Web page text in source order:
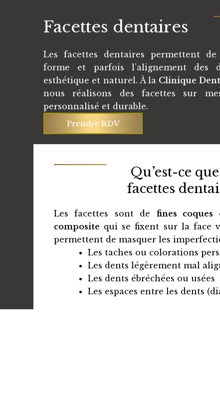
Facettes dentaires
Les facettes dentaires permettent
forme et parfois l’alignement des
esthétique et naturel. À la Clinique
nous réalisons des facettes sur
personnalisé et durable.
Prendre RDV
Qu’est-ce
facettes
Les facettes sont de fines
composite qui se fixent sur la face
permettent de masquer les
Les taches ou colorations
Les dents légèrement mal
Les dents ébréchées ou usées
Les espaces entre les dents